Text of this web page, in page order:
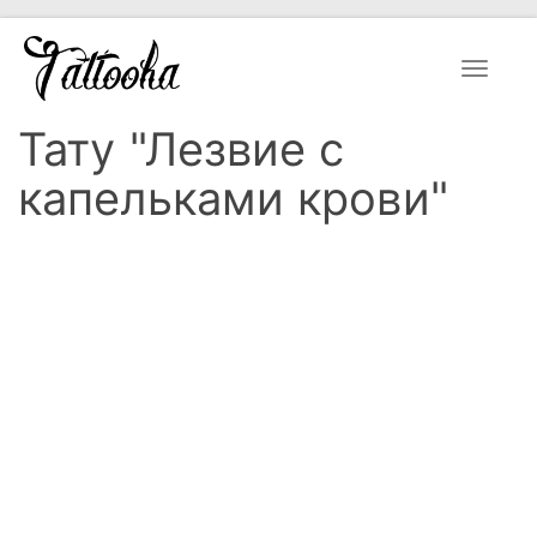
Toggle
Тату "Лезвие с
капельками крови"